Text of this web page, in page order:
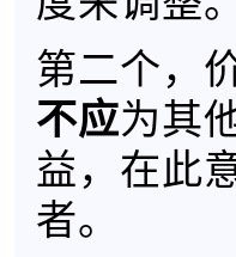
第二个，
不应为其
益，在此
者。